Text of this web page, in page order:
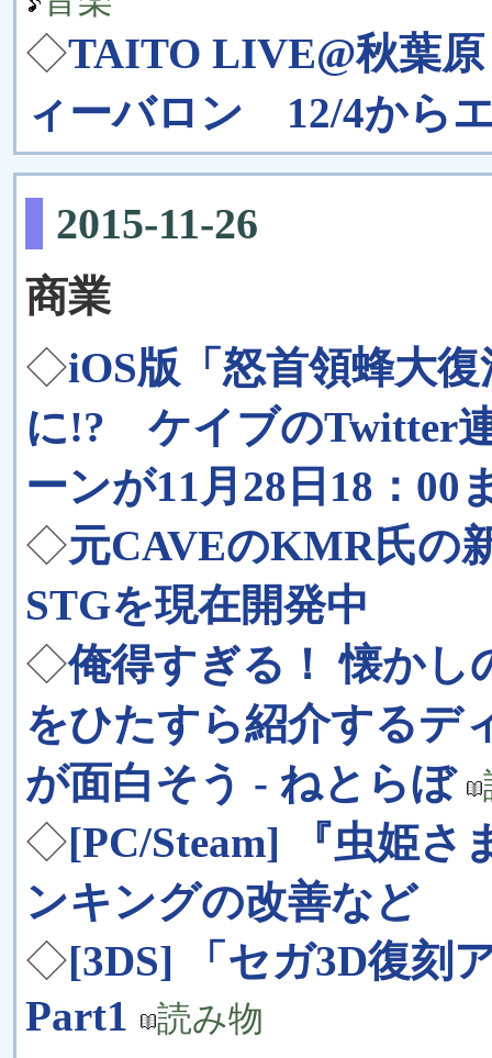
◇TAITO LIVE@秋葉
ィーバロン 12/4から
2015-11-26
商業
◇iOS版「怒首領蜂大
に!? ケイブのTwitter
ーンが11月28日18：00
◇元CAVEのKMR氏の
STGを現在開発中
◇俺得すぎる！ 懐かし
をひたすら紹介するデ
が面白そう - ねとらぼ
◇[PC/Steam] 『虫姫さ
ンキングの改善など
◇[3DS] 「セガ3D復刻
Part1
読み物